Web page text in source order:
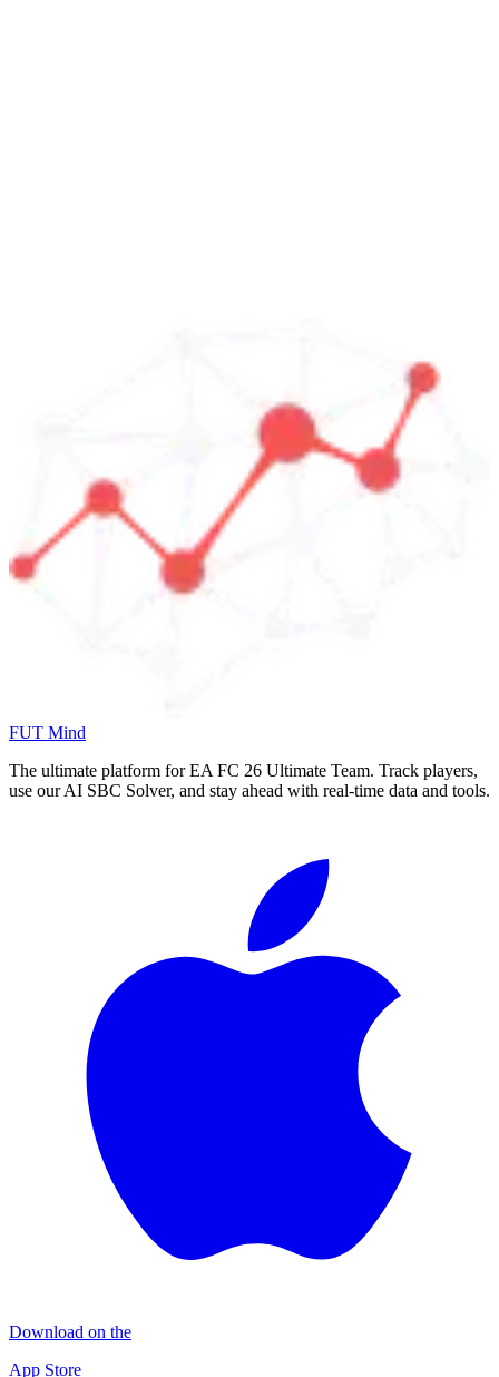
FUT Mind
The ultimate platform for EA FC 26 Ultimate Team. Track players,
use our AI SBC Solver, and stay ahead with real-time data and tools.
Download on the
App Store